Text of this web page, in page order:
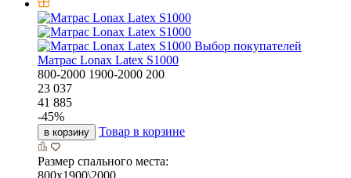
Выбор покупателей
Матрас Lonax Latex S1000
800-2000 1900-2000 200
23 037
41 885
-45%
в корзину Товар в корзине
Размер спального места: